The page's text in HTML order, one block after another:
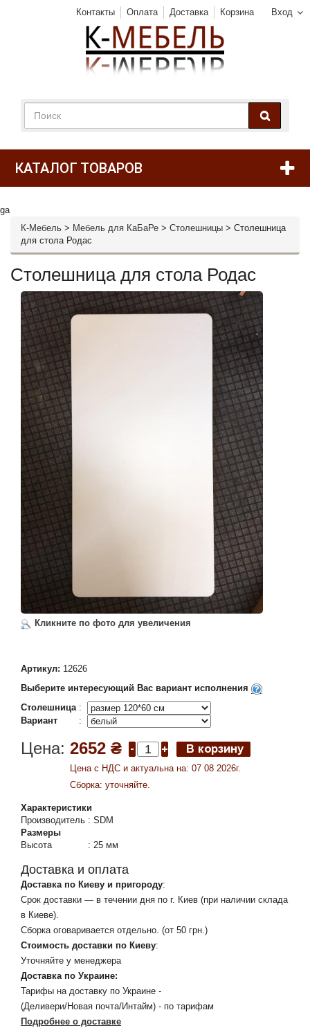
Вход
Контакты Оплата Доставка Корзина
КАТАЛОГ ТОВАРОВ
ga
К-Мебель > Мебель для КаБаРе > Столешницы > Столешница
для стола Родас
Столешница для стола Родас
Кликните по фото для увеличения
Артикул: 12626
Выберите интересующий Вас вариант исполнения
Столешница:
Вариант
:
Цена: 2652 ₴
Цена c НДС и актуальна на: 07 08 2026г.
Сборка: уточняйте.
Характеристики
Производитель : SDM
Размеры
Высота
: 25 мм
Доставка и оплата
Доставка по Киеву и пригороду:
Срок доставки — в течении дня по г. Киев (при наличии склада
в Киеве).
Сборка оговаривается отдельно. (от 50 грн.)
Стоимость доставки по Киеву:
Уточняйте у менеджера
Доставка по Украине:
Тарифы на доставку по Украине -
(Деливери/Новая почта/Интайм) - по тарифам
Подробнее о доставке